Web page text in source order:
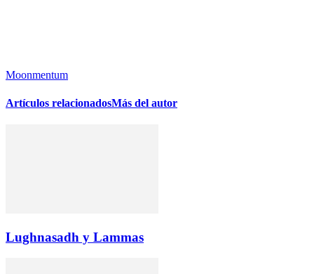
Moonmentum
Artículos relacionadosMás del autor
Lughnasadh y Lammas